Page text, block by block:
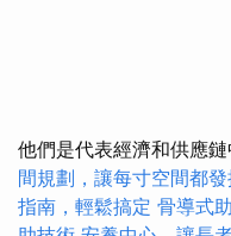
他們是代表經濟和供應
間規劃，讓每寸空間都
指南，輕鬆搞定 骨導式